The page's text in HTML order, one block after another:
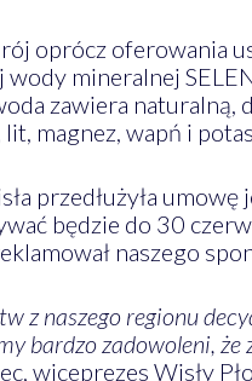
oprócz oferowania
mineralnej
zawiera naturalną,
magnez, wapń i
przedłużyła
będzie do 30
naszego
z naszego regionu
bardzo zadowoleni, że
wiceprezes Wisły